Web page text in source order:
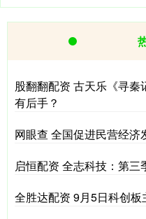
股翻翻配资 古天乐《寻
有后手？
网眼查 全国促进民营经济
启恒配资 全志科技：第
全胜达配资 9月5日科创